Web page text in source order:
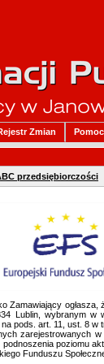
Pomoc
Zmian
przedsiębiorczości
Zamawiający
Lublin, wybranym w
pods. art. 11, ust. 8 w
poziomu
Funduszu